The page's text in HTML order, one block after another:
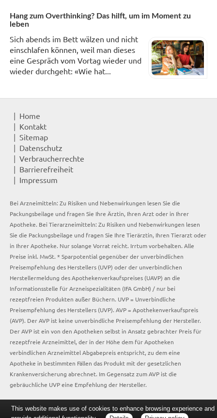
Hang zum Overthinking? Das hilft, um im Moment zu
leben
Sich abends im Bett wälzen und nicht
einschlafen können, weil man dieses
eine Gespräch vom Vortag wieder und
wieder durchgeht: «Wie hat...
Home
Kontakt
Sitemap
Datenschutz
Verbraucherrechte
Barrierefreiheit
Impressum
Bei Arzneimitteln: Zu Risiken und Nebenwirkungen lesen Sie die
Packungsbeilage und fragen Sie Ihre Ärztin, Ihren Arzt oder in Ihrer
Apotheke. Bei Tierarzneimitteln: Zu Risiken und Nebenwirkungen lesen
Sie die Packungsbeilage und fragen Sie Ihre Tierärztin, Ihren Tierarzt oder
in Ihrer Apotheke. Nur solange Vorrat reicht. Irrtum vorbehalten. Alle
Preise inkl. MwSt. * Sparpotential gegenüber der unverbindlichen
Preisempfehlung des Herstellers (UVP) oder der unverbindlichen
Herstellermeldung des Apothekenverkaufspreises (UAVP) an die
Informationsstelle für Arzneispezialitäten (IFA GmbH) / nur bei
rezeptfreien Produkten außer Büchern. UVP = Unverbindliche
Preisempfehlung des Herstellers (UVP). AVP = Apothekenverkaufspreis
(AVP). Der AVP ist keine unverbindliche Preisempfehlung der Hersteller.
Der AVP ist ein von den Apotheken selbst in Ansatz gebrachter Preis für
rezeptfreie Arzneimittel, der in der Höhe dem für Apotheken
verbindlichen Arzneimittel Abgabepreis entspricht, zu dem eine
Apotheke in bestimmten Fällen das Produkt mit der gesetzlichen
Krankenversicherung abrechnet. Im Gegensatz zum AVP ist die
gebräuchliche UVP eine Empfehlung der Hersteller.
This website makes use of cookies to enhance browsing experience and